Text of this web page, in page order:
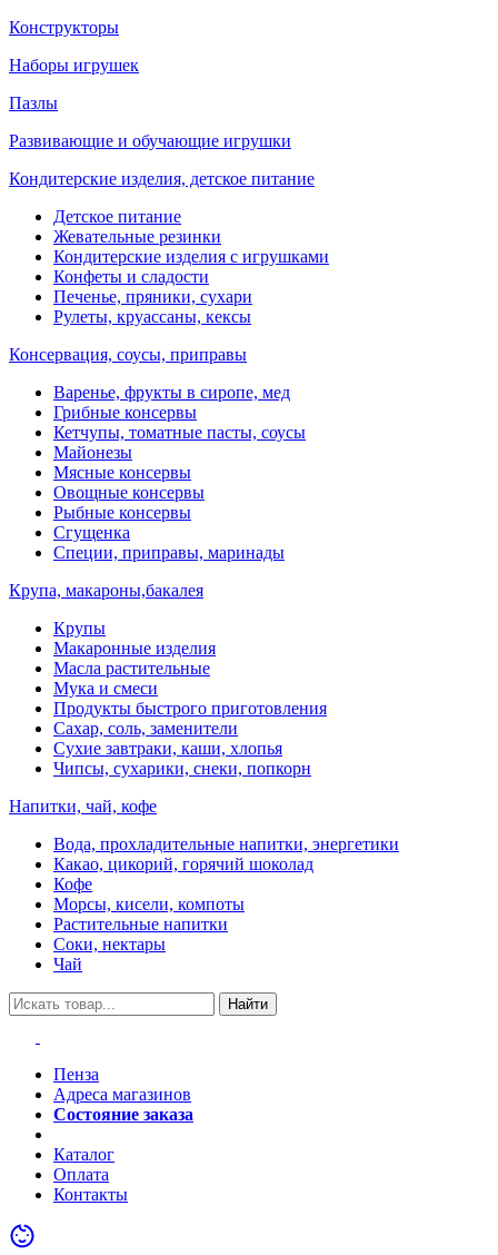
Конструкторы
Наборы игрушек
Пазлы
Развивающие и обучающие игрушки
Кондитерские изделия, детское питание
Детское питание
Жевательные резинки
Кондитерские изделия с игрушками
Конфеты и сладости
Печенье, пряники, сухари
Рулеты, круассаны, кексы
Консервация, соусы, приправы
Варенье, фрукты в сиропе, мед
Грибные консервы
Кетчупы, томатные пасты, соусы
Майонезы
Мясные консервы
Овощные консервы
Рыбные консервы
Сгущенка
Специи, приправы, маринады
Крупа, макароны,бакалея
Крупы
Макаронные изделия
Масла растительные
Мука и смеси
Продукты быстрого приготовления
Сахар, соль, заменители
Сухие завтраки, каши, хлопья
Чипсы, сухарики, снеки, попкорн
Напитки, чай, кофе
Вода, прохладительные напитки, энергетики
Какао, цикорий, горячий шоколад
Кофе
Морсы, кисели, компоты
Растительные напитки
Соки, нектары
Чай
Найти
Пенза
Адреса магазинов
Состояние заказа
Каталог
Оплата
Контакты